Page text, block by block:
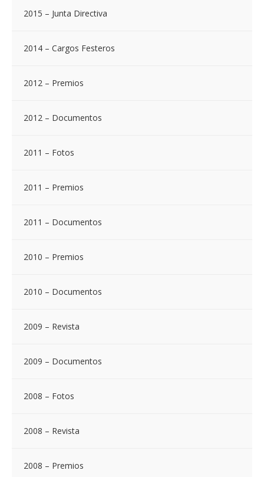
2015 – Junta Directiva
2014 – Cargos Festeros
2012 – Premios
2012 – Documentos
2011 – Fotos
2011 – Premios
2011 – Documentos
2010 – Premios
2010 – Documentos
2009 – Revista
2009 – Documentos
2008 – Fotos
2008 – Revista
2008 – Premios